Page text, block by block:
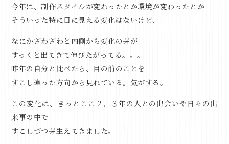
今年は、制作スタイルが変わったとか環境が変わったとか
そういった特に目に見える変化はないけど、
なにかざわざわと内側から変化の芽が
すっくと出てきて伸びたがってる。。。
昨年の自分と比べたら、目の前のことを
すこし違った方向から見れている。気がする。
この変化は、きっとここ２，３年の人との出会いや日々の出
来事の中で
すこしづつ芽生えてきました。